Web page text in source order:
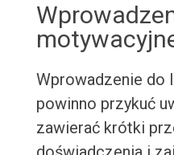
Wprowadzenie do
powinno przykuć
zawierać krótki